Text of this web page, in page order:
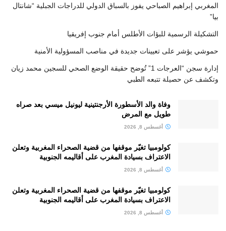
المغربي إبراهيم الصباحي يفوز بالسباق الدولي للدراجات الجبلية “شانتال
بيا”
التشكيلة الرسمية للبؤات الأطلس أمام جنوب إفريقيا
حموشي يؤشر على تعيينات جديدة في مناصب المسؤولية الأمنية
إدارة سجن “العرجات 1” تُوضح حقيقة الوضع الصحي للسجين محمد زيان
وتكشف عن حصيلة تتبعه الطبي
وفاة والد الأسطورة الأرجنتينية ليونيل ميسي بعد صراه
طويل مع المرض
أغسطس 8, 2026
كولومبيا تغيّر موقفها من قضية الصحراء المغربية وتعلن
الاعتراف بسيادة المغرب على أقاليمه الجنوبية
أغسطس 8, 2026
كولومبيا تغيّر موقفها من قضية الصحراء المغربية وتعلن
الاعتراف بسيادة المغرب على أقاليمه الجنوبية
أغسطس 8, 2026